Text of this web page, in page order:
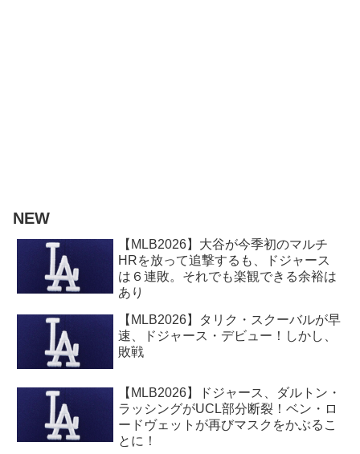
NEW
【MLB2026】大谷が今季初のマルチ
HRを放って追撃するも、ドジャース
は６連敗。それでも楽観できる余裕は
あり
【MLB2026】タリク・スクーバルが早
速、ドジャース・デビュー！しかし、
敗戦
【MLB2026】ドジャース、ダルトン・
ラッシングがUCL部分断裂！ベン・ロ
ードヴェットが再びマスクをかぶるこ
とに！